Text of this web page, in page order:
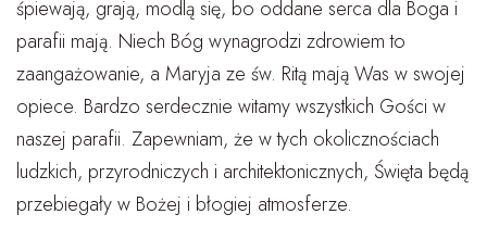
śpiewają, grają, modlą się, bo oddane serca dla Boga i
parafii mają. Niech Bóg wynagrodzi zdrowiem to
zaangażowanie, a Maryja ze św. Ritą mają Was w swojej
opiece. Bardzo serdecznie witamy wszystkich Gości w
naszej parafii. Zapewniam, że w tych okolicznościach
ludzkich, przyrodniczych i architektonicznych, Święta będą
przebiegały w Bożej i błogiej atmosferze.